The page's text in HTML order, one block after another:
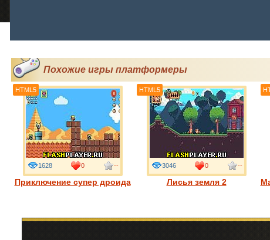
Похожие игры платформеры
Приключение супер дроида
1628 0 --
HTML5
Лисья земля 2
3046 0 --
HTML5